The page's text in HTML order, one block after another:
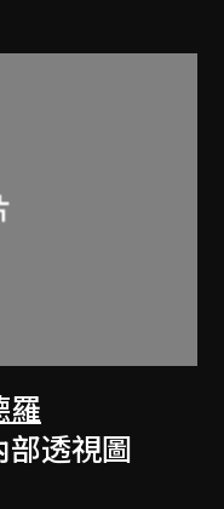
羅
透視圖